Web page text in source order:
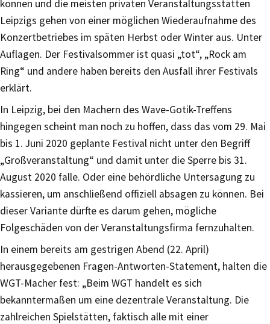
können und die meisten privaten Veranstaltungsstätten
Leipzigs gehen von einer möglichen Wiederaufnahme des
Konzertbetriebes im späten Herbst oder Winter aus. Unter
Auflagen. Der Festivalsommer ist quasi „tot“, „Rock am
Ring“ und andere haben bereits den Ausfall ihrer Festivals
erklärt.
In Leipzig, bei den Machern des Wave-Gotik-Treffens
hingegen scheint man noch zu hoffen, dass das vom 29. Mai
bis 1. Juni 2020 geplante Festival nicht unter den Begriff
„Großveranstaltung“ und damit unter die Sperre bis 31.
August 2020 falle. Oder eine behördliche Untersagung zu
kassieren, um anschließend offiziell absagen zu können. Bei
dieser Variante dürfte es darum gehen, mögliche
Folgeschäden von der Veranstaltungsfirma fernzuhalten.
In einem bereits am gestrigen Abend (22. April)
herausgegebenen Fragen-Antworten-Statement, halten die
WGT-Macher fest: „Beim WGT handelt es sich
bekanntermaßen um eine dezentrale Veranstaltung. Die
zahlreichen Spielstätten, faktisch alle mit einer